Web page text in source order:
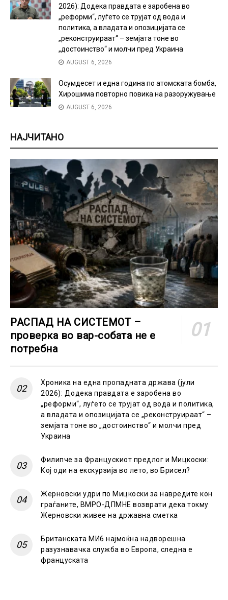
2026): Додека правдата е заробена во
„реформи“, луѓето се трујат од вода и
политика, а владата и опозицијата се
„реконструираат“ – земјата тоне во
„достоинство“ и молчи пред Украина
AUGUST 6, 2026
Осумдесет и една година по атомската бомба,
Хирошима повторно повика на разоружување
AUGUST 6, 2026
НАЈЧИТАНО
РАСПАД НА СИСТЕМОТ –
проверка во вар-собата не е
потребна
Хроника на една пропадната држава (јули
2026): Додека правдата е заробена во
„реформи“, луѓето се трујат од вода и политика,
а владата и опозицијата се „реконструираат“ –
земјата тоне во „достоинство“ и молчи пред
Украина
Филипче за Францускиот предлог и Мицкоски:
Кој оди на екскурзија во лето, во Брисел?
Жерновски удри по Мицкоски за навредите кон
граѓаните, ВМРО-ДПМНЕ возврати дека токму
Жерновски живее на државна сметка
Британската МИ6 најмоќна надворешна
разузнавачка служба во Европа, следна е
француската